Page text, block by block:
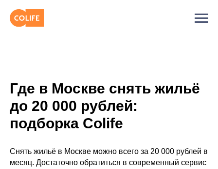
Где в Москве снять жильё
до 20 000 рублей:
подборка Colife
Снять жильё в Москве можно всего за 20 000 рублей в
месяц. Достаточно обратиться в современный сервис